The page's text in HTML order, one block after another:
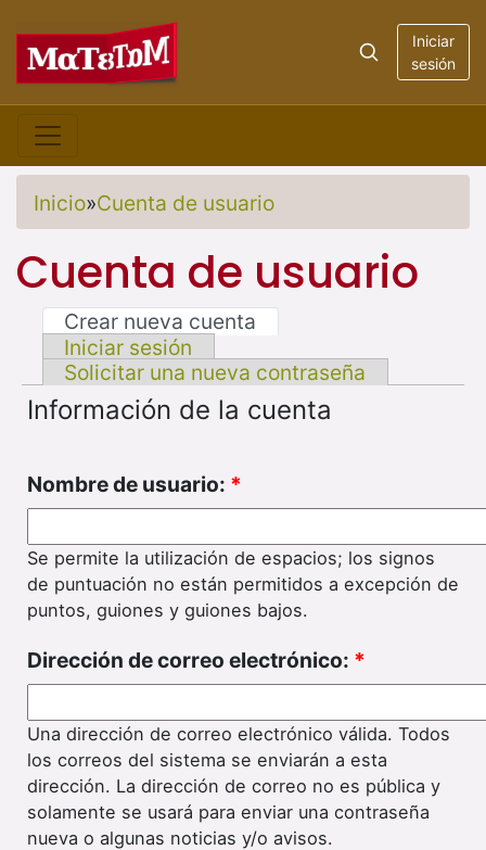
Iniciar
sesión
Inicio»Cuenta de usuario
Cuenta de usuario
Crear nueva cuenta
Iniciar sesión
Solicitar una nueva contraseña
Información de la cuenta
Nombre de usuario: *
Se permite la utilización de espacios; los signos
de puntuación no están permitidos a excepción de
puntos, guiones y guiones bajos.
Dirección de correo electrónico: *
Una dirección de correo electrónico válida. Todos
los correos del sistema se enviarán a esta
dirección. La dirección de correo no es pública y
solamente se usará para enviar una contraseña
nueva o algunas noticias y/o avisos.